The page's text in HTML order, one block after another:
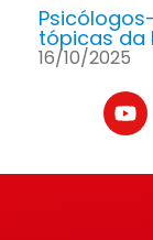
tópicas da
16/10/2025